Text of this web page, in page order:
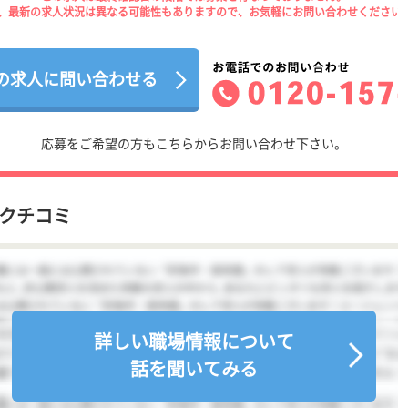
最新の求人状況は異なる可能性もありますので、お気軽にお問い合わせくださ
求人に問い合わせる
応募をご希望の方もこちらからお問い合わせ下さい。
チコミ
詳しい職場情報について
話を聞いてみる